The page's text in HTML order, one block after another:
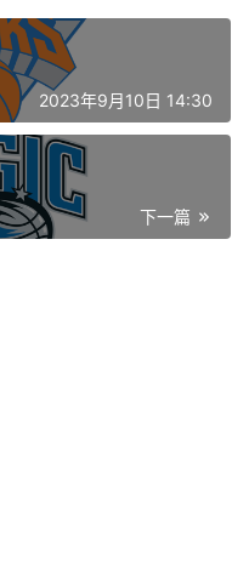
2023年9月10日 14:30
下一篇